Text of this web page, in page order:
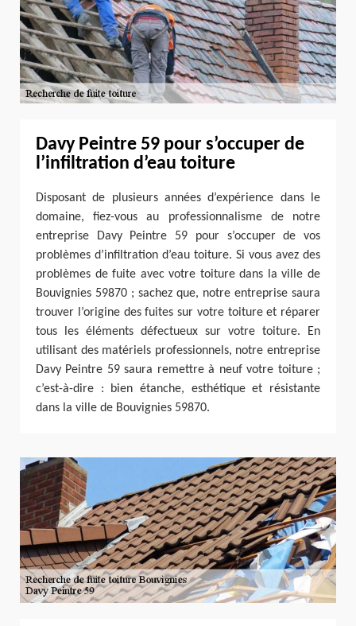
Davy Peintre 59 pour s’occuper de
l’infiltration d’eau toiture
Disposant de plusieurs années d’expérience dans le
domaine, fiez-vous au professionnalisme de notre
entreprise Davy Peintre 59 pour s’occuper de vos
problèmes d’infiltration d’eau toiture. Si vous avez des
problèmes de fuite avec votre toiture dans la ville de
Bouvignies 59870 ; sachez que, notre entreprise saura
trouver l’origine des fuites sur votre toiture et réparer
tous les éléments défectueux sur votre toiture. En
utilisant des matériels professionnels, notre entreprise
Davy Peintre 59 saura remettre à neuf votre toiture ;
c’est-à-dire : bien étanche, esthétique et résistante
dans la ville de Bouvignies 59870.